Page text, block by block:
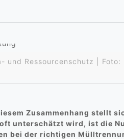
und Ressourcenschutz |
Zusammenhang stellt
unterschätzt wird, ist die
bei der richtigen